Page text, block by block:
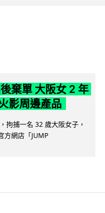
棄單 大阪女 2 年
影周邊產品
拘捕一名 32 歲大阪女子，
方網店「JUMP